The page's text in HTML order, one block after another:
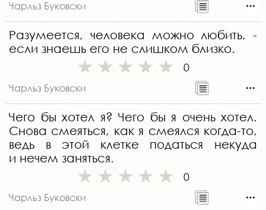
Чарльз Буковски
Разумеется, человека можно любить, -
если знаешь его не слишком близко.
0
Чарльз Буковски
Чего бы хотел я? Чего бы я очень хотел.
Снова смеяться, как я смеялся когда-то,
ведь в этой клетке податься некуда
и нечем заняться.
0
Чарльз Буковски